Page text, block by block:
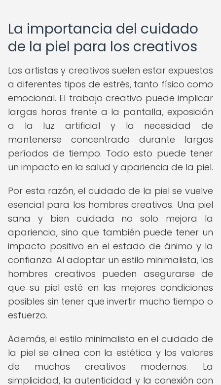
La importancia del cuidado
de la piel para los creativos
Los artistas y creativos suelen estar expuestos
a diferentes tipos de estrés, tanto físico como
emocional. El trabajo creativo puede implicar
largas horas frente a la pantalla, exposición
a la luz artificial y la necesidad de
mantenerse concentrado durante largos
períodos de tiempo. Todo esto puede tener
un impacto en la salud y apariencia de la piel.
Por esta razón, el cuidado de la piel se vuelve
esencial para los hombres creativos. Una piel
sana y bien cuidada no solo mejora la
apariencia, sino que también puede tener un
impacto positivo en el estado de ánimo y la
confianza. Al adoptar un estilo minimalista, los
hombres creativos pueden asegurarse de
que su piel esté en las mejores condiciones
posibles sin tener que invertir mucho tiempo o
esfuerzo.
Además, el estilo minimalista en el cuidado de
la piel se alinea con la estética y los valores
de muchos creativos modernos. La
simplicidad, la autenticidad y la conexión con